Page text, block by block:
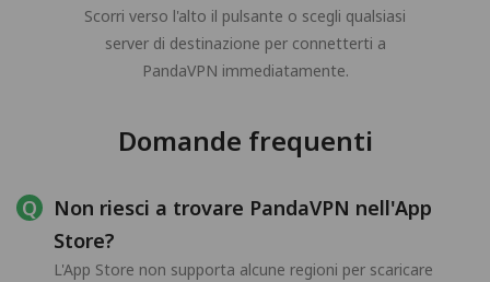
Scorri verso l'alto il pulsante o scegli qualsiasi
server di destinazione per connetterti a
PandaVPN immediatamente.
Domande frequenti
Non riesci a trovare PandaVPN nell'App
Store?
L'App Store non supporta alcune regioni per scaricare